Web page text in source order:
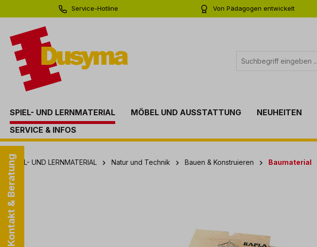
Zur Hauptnavigation springen
Service-Hotline
Von Pädagogen entwickelt
SPIEL- UND LERNMATERIAL MÖBEL UND AUSSTATTUNG NEUHEITEN
SERVICE & INFOS
Kontakt & Beratung
SPIEL- UND LERNMATERIAL Natur und Technik Bauen & Konstruieren Baumaterial
Bildergalerie überspringen